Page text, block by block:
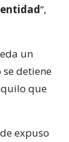
“,
un
detiene
que
expuso